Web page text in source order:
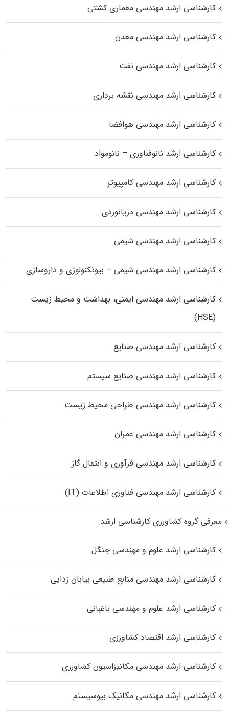
کارشناسی ارشد مهندسی معماری کشتی
کارشناسی ارشد مهندسی معدن
کارشناسی ارشد مهندسی نفت
کارشناسی ارشد مهندسی نقشه برداری
کارشناسی ارشد مهندسی هوافضا
کارشناسی ارشد نانوفناوری – نانومواد
کارشناسی ارشد مهندسی کامپیوتر
کارشناسی ارشد مهندسی دریانوردی
کارشناسی ارشد مهندسی شیمی
کارشناسی ارشد مهندسی شیمی – بیوتکنولوژی و داروسازی
کارشناسی ارشد مهندسی ایمنی، بهداشت و محیط زیست
(HSE)
کارشناسی ارشد مهندسی صنایع
کارشناسی ارشد مهندسی صنایع سیستم
کارشناسی ارشد مهندسی طراحی محیط زیست
کارشناسی ارشد مهندسی عمران
کارشناسی ارشد مهندسی فرآوری و انتقال گاز
کارشناسی ارشد مهندسی فناوری اطلاعات (IT)
معرفی گروه کشاورزی کارشناسی ارشد
کارشناسی ارشد علوم و مهندسی جنگل
کارشناسی ارشد مهندسی منابع طبیعی بیابان زدایی
کارشناسی ارشد علوم و مهندسی باغبانی
کارشناسی ارشد اقتصاد کشاورزی
کارشناسی ارشد مهندسی مکانیزاسیون کشاورزی
کارشناسی ارشد مهندسی مکانیک بیوسیستم